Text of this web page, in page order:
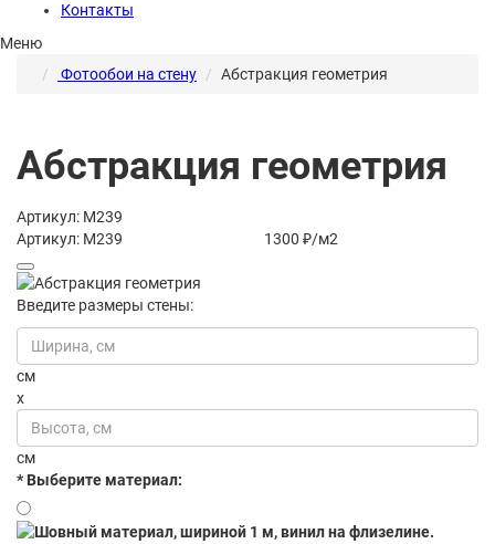
Контакты
Меню
Фотообои на стену
Абстракция геометрия
Абстракция геометрия
Артикул: M239
Артикул: M239
1300 ₽/м2
Введите размеры стены:
см
x
см
* Выберите материал: